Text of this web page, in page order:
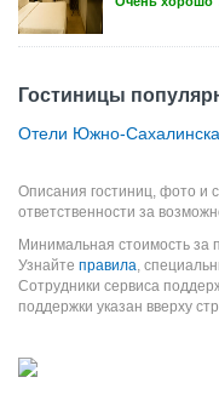
Гостиницы
Отели Южно-Сахалинска
Описания гостиниц, фото и
ответственности за
Минимальная стоимость
Узнайте правила,
Сотрудники сервиса
поддержки указан вверху